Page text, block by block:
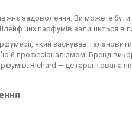
задоволення. Ви можете
цих парфумів залишиться в
який заснував
професіоналізмом. Бренд
Richard — це гарантована